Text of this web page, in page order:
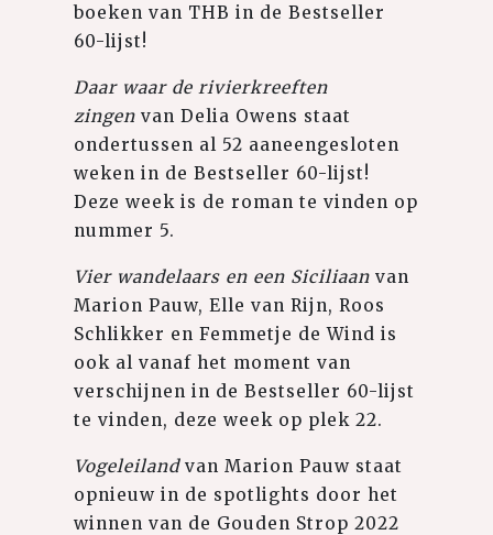
boeken van THB in de Bestseller
60-lijst!
Daar waar de rivierkreeften
zingenvan Delia Owens staat
ondertussen al 52 aaneengesloten
weken in de Bestseller 60-lijst!
Deze week is de roman te vinden op
nummer 5.
Vier wandelaars en een Siciliaanvan
Marion Pauw, Elle van Rijn, Roos
Schlikker en Femmetje de Wind is
ook al vanaf het moment van
verschijnen in de Bestseller 60-lijst
te vinden, deze week op plek 22.
Vogeleilandvan Marion Pauw staat
opnieuw in de spotlights door het
winnen van de Gouden Strop 2022